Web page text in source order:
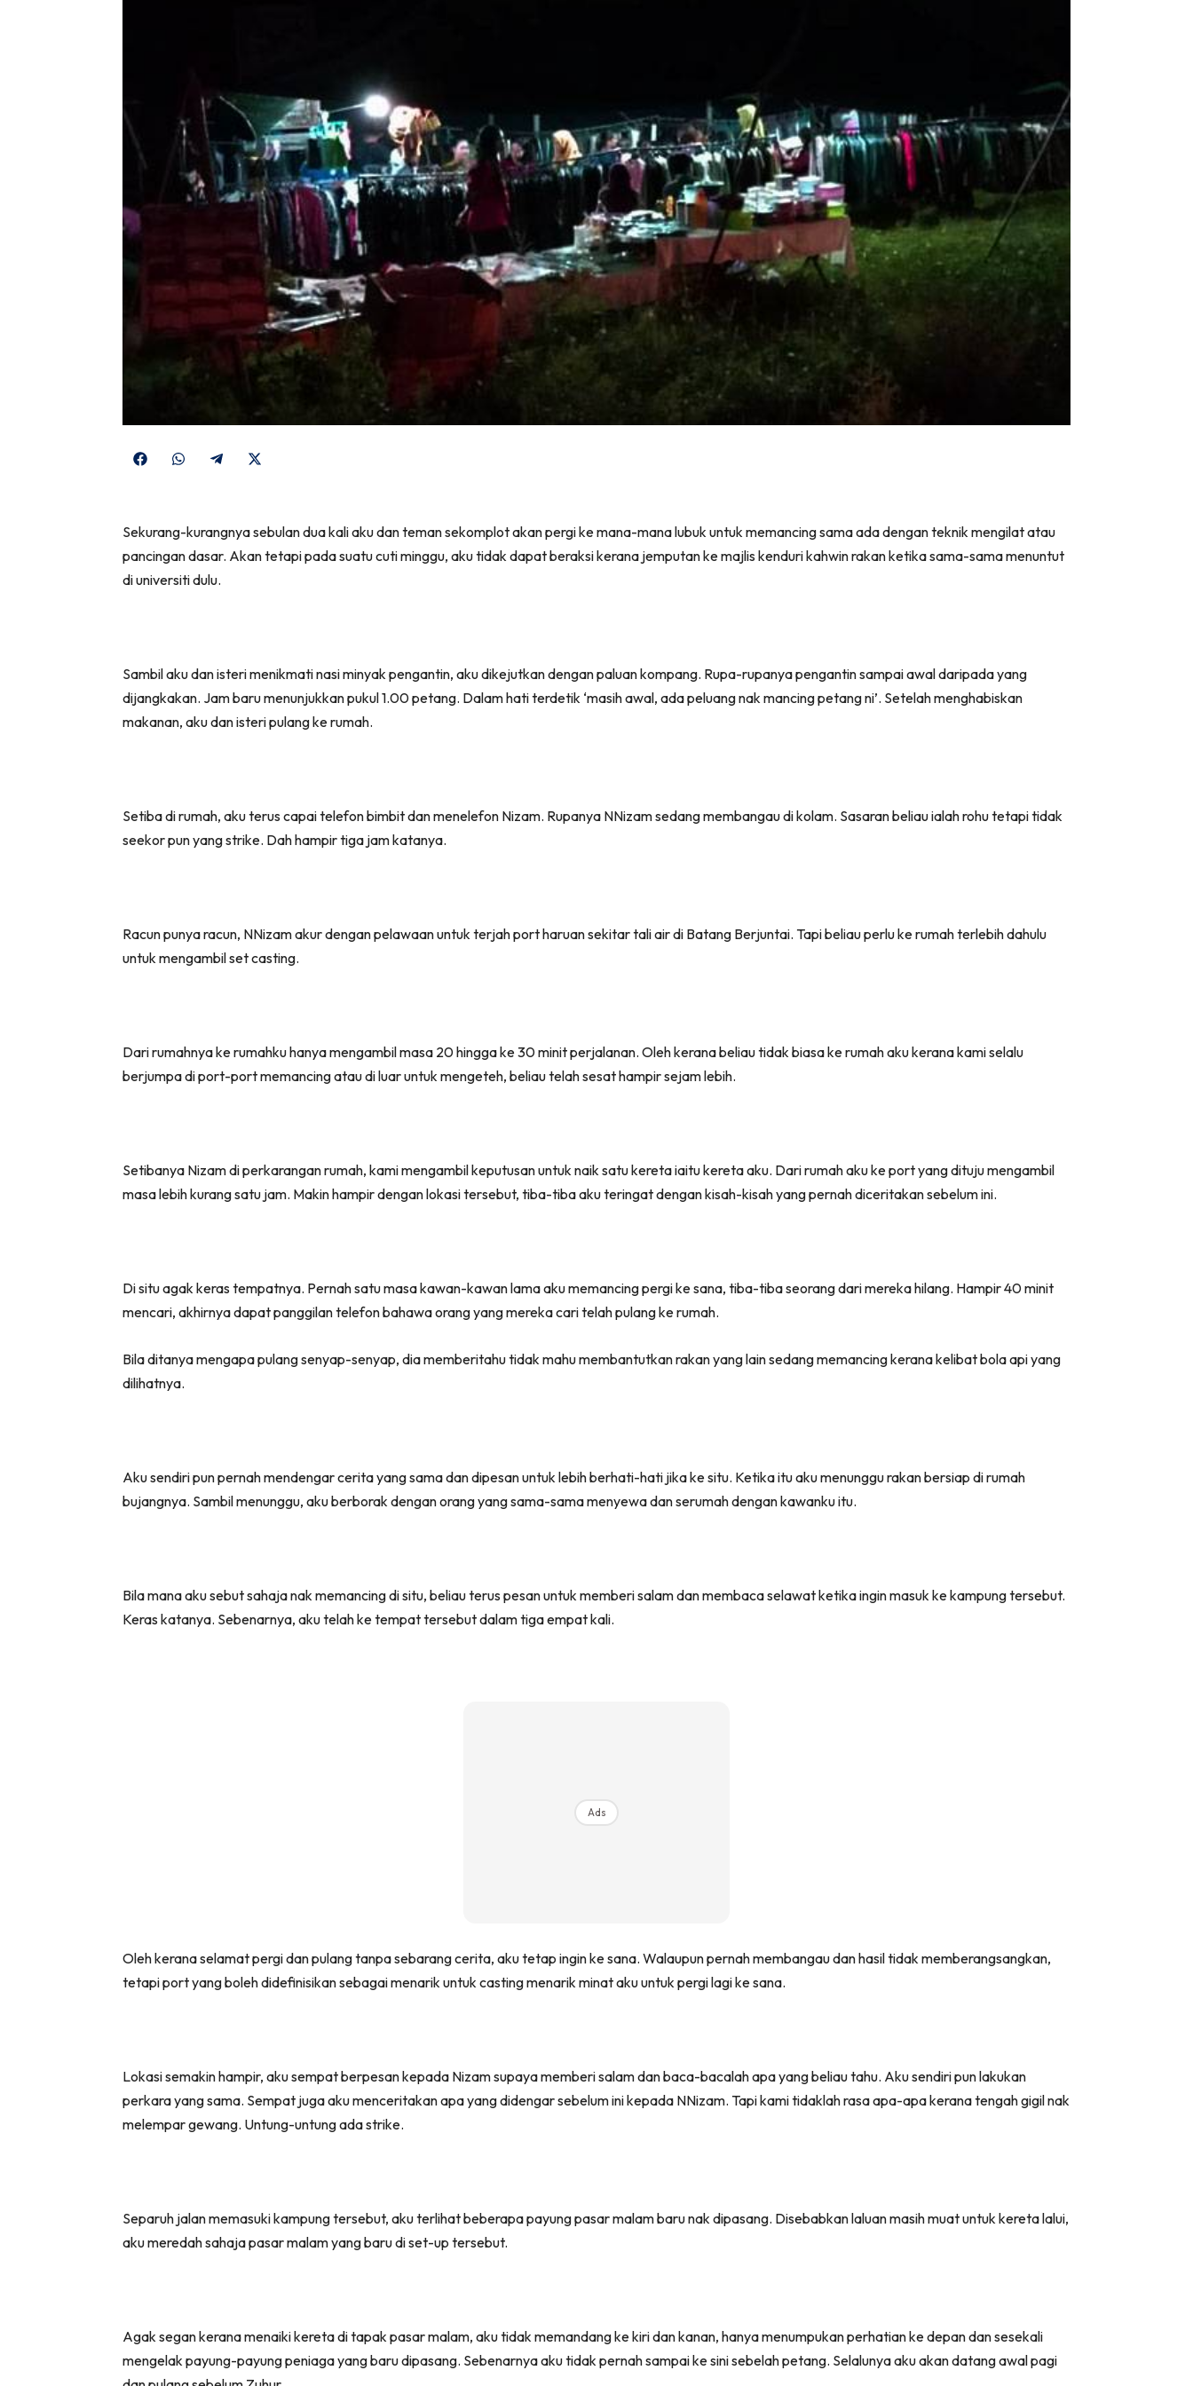
Share
Share
Share
(Twitter)
Sekurang-kurangnya sebulan dua kali aku dan teman sekomplot akan pergi ke mana-mana lubuk untuk memancing sama ada dengan teknik mengilat atau
pancingan dasar. Akan tetapi pada suatu cuti minggu, aku tidak dapat beraksi kerana jemputan ke majlis kenduri kahwin rakan ketika sama-sama menuntut
di universiti dulu.
Sambil aku dan isteri menikmati nasi minyak pengantin, aku dikejutkan dengan paluan kompang. Rupa-rupanya pengantin sampai awal daripada yang
dijangkakan. Jam baru menunjukkan pukul 1.00 petang. Dalam hati terdetik ‘masih awal, ada peluang nak mancing petang ni’. Setelah menghabiskan
makanan, aku dan isteri pulang ke rumah.
Setiba di rumah, aku terus capai telefon bimbit dan menelefon Nizam. Rupanya NNizam sedang membangau di kolam. Sasaran beliau ialah rohu tetapi tidak
seekor pun yang strike. Dah hampir tiga jam katanya.
Racun punya racun, NNizam akur dengan pelawaan untuk terjah port haruan sekitar tali air di Batang Berjuntai. Tapi beliau perlu ke rumah terlebih dahulu
untuk mengambil set casting.
Dari rumahnya ke rumahku hanya mengambil masa 20 hingga ke 30 minit perjalanan. Oleh kerana beliau tidak biasa ke rumah aku kerana kami selalu
berjumpa di port-port memancing atau di luar untuk mengeteh, beliau telah sesat hampir sejam lebih.
Setibanya Nizam di perkarangan rumah, kami mengambil keputusan untuk naik satu kereta iaitu kereta aku. Dari rumah aku ke port yang dituju mengambil
masa lebih kurang satu jam. Makin hampir dengan lokasi tersebut, tiba-tiba aku teringat dengan kisah-kisah yang pernah diceritakan sebelum ini.
Di situ agak keras tempatnya. Pernah satu masa kawan-kawan lama aku memancing pergi ke sana, tiba-tiba seorang dari mereka hilang. Hampir 40 minit
mencari, akhirnya dapat panggilan telefon bahawa orang yang mereka cari telah pulang ke rumah.
Bila ditanya mengapa pulang senyap-senyap, dia memberitahu tidak mahu membantutkan rakan yang lain sedang memancing kerana kelibat bola api yang
dilihatnya.
Aku sendiri pun pernah mendengar cerita yang sama dan dipesan untuk lebih berhati-hati jika ke situ. Ketika itu aku menunggu rakan bersiap di rumah
bujangnya. Sambil menunggu, aku berborak dengan orang yang sama-sama menyewa dan serumah dengan kawanku itu.
Bila mana aku sebut sahaja nak memancing di situ, beliau terus pesan untuk memberi salam dan membaca selawat ketika ingin masuk ke kampung tersebut.
Keras katanya. Sebenarnya, aku telah ke tempat tersebut dalam tiga empat kali.
Ads
Oleh kerana selamat pergi dan pulang tanpa sebarang cerita, aku tetap ingin ke sana. Walaupun pernah membangau dan hasil tidak memberangsangkan,
tetapi port yang boleh didefinisikan sebagai menarik untuk casting menarik minat aku untuk pergi lagi ke sana.
Lokasi semakin hampir, aku sempat berpesan kepada Nizam supaya memberi salam dan baca-bacalah apa yang beliau tahu. Aku sendiri pun lakukan
perkara yang sama. Sempat juga aku menceritakan apa yang didengar sebelum ini kepada NNizam. Tapi kami tidaklah rasa apa-apa kerana tengah gigil nak
melempar gewang. Untung-untung ada strike.
Separuh jalan memasuki kampung tersebut, aku terlihat beberapa payung pasar malam baru nak dipasang. Disebabkan laluan masih muat untuk kereta lalui,
aku meredah sahaja pasar malam yang baru di set-up tersebut.
Agak segan kerana menaiki kereta di tapak pasar malam, aku tidak memandang ke kiri dan kanan, hanya menumpukan perhatian ke depan dan sesekali
mengelak payung-payung peniaga yang baru dipasang. Sebenarnya aku tidak pernah sampai ke sini sebelah petang. Selalunya aku akan datang awal pagi